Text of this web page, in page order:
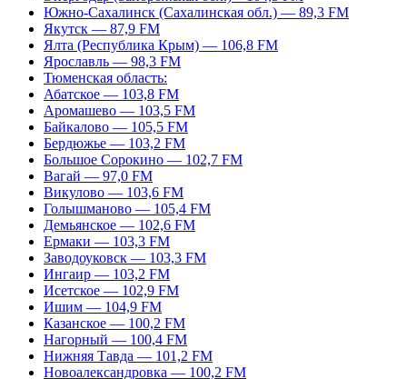
Южно-Сахалинск (Сахалинская обл.) — 89,3 FM
Якутск — 87,9 FM
Ялта (Республика Крым) — 106,8 FM
Ярославль — 98,3 FM
Тюменская область:
Абатское — 103,8 FM
Аромашево — 103,5 FM
Байкалово — 105,5 FM
Бердюжье — 103,2 FM
Большое Сорокино — 102,7 FM
Вагай — 97,0 FM
Викулово — 103,6 FM
Голышманово — 105,4 FM
Демьянское — 102,6 FM
Ермаки — 103,3 FM
Заводоуковск — 103,3 FM
Ингаир — 103,2 FM
Исетское — 102,9 FM
Ишим — 104,9 FM
Казанское — 100,2 FM
Нагорный — 100,4 FM
Нижняя Тавда — 101,2 FM
Новоалександровка — 100,2 FM